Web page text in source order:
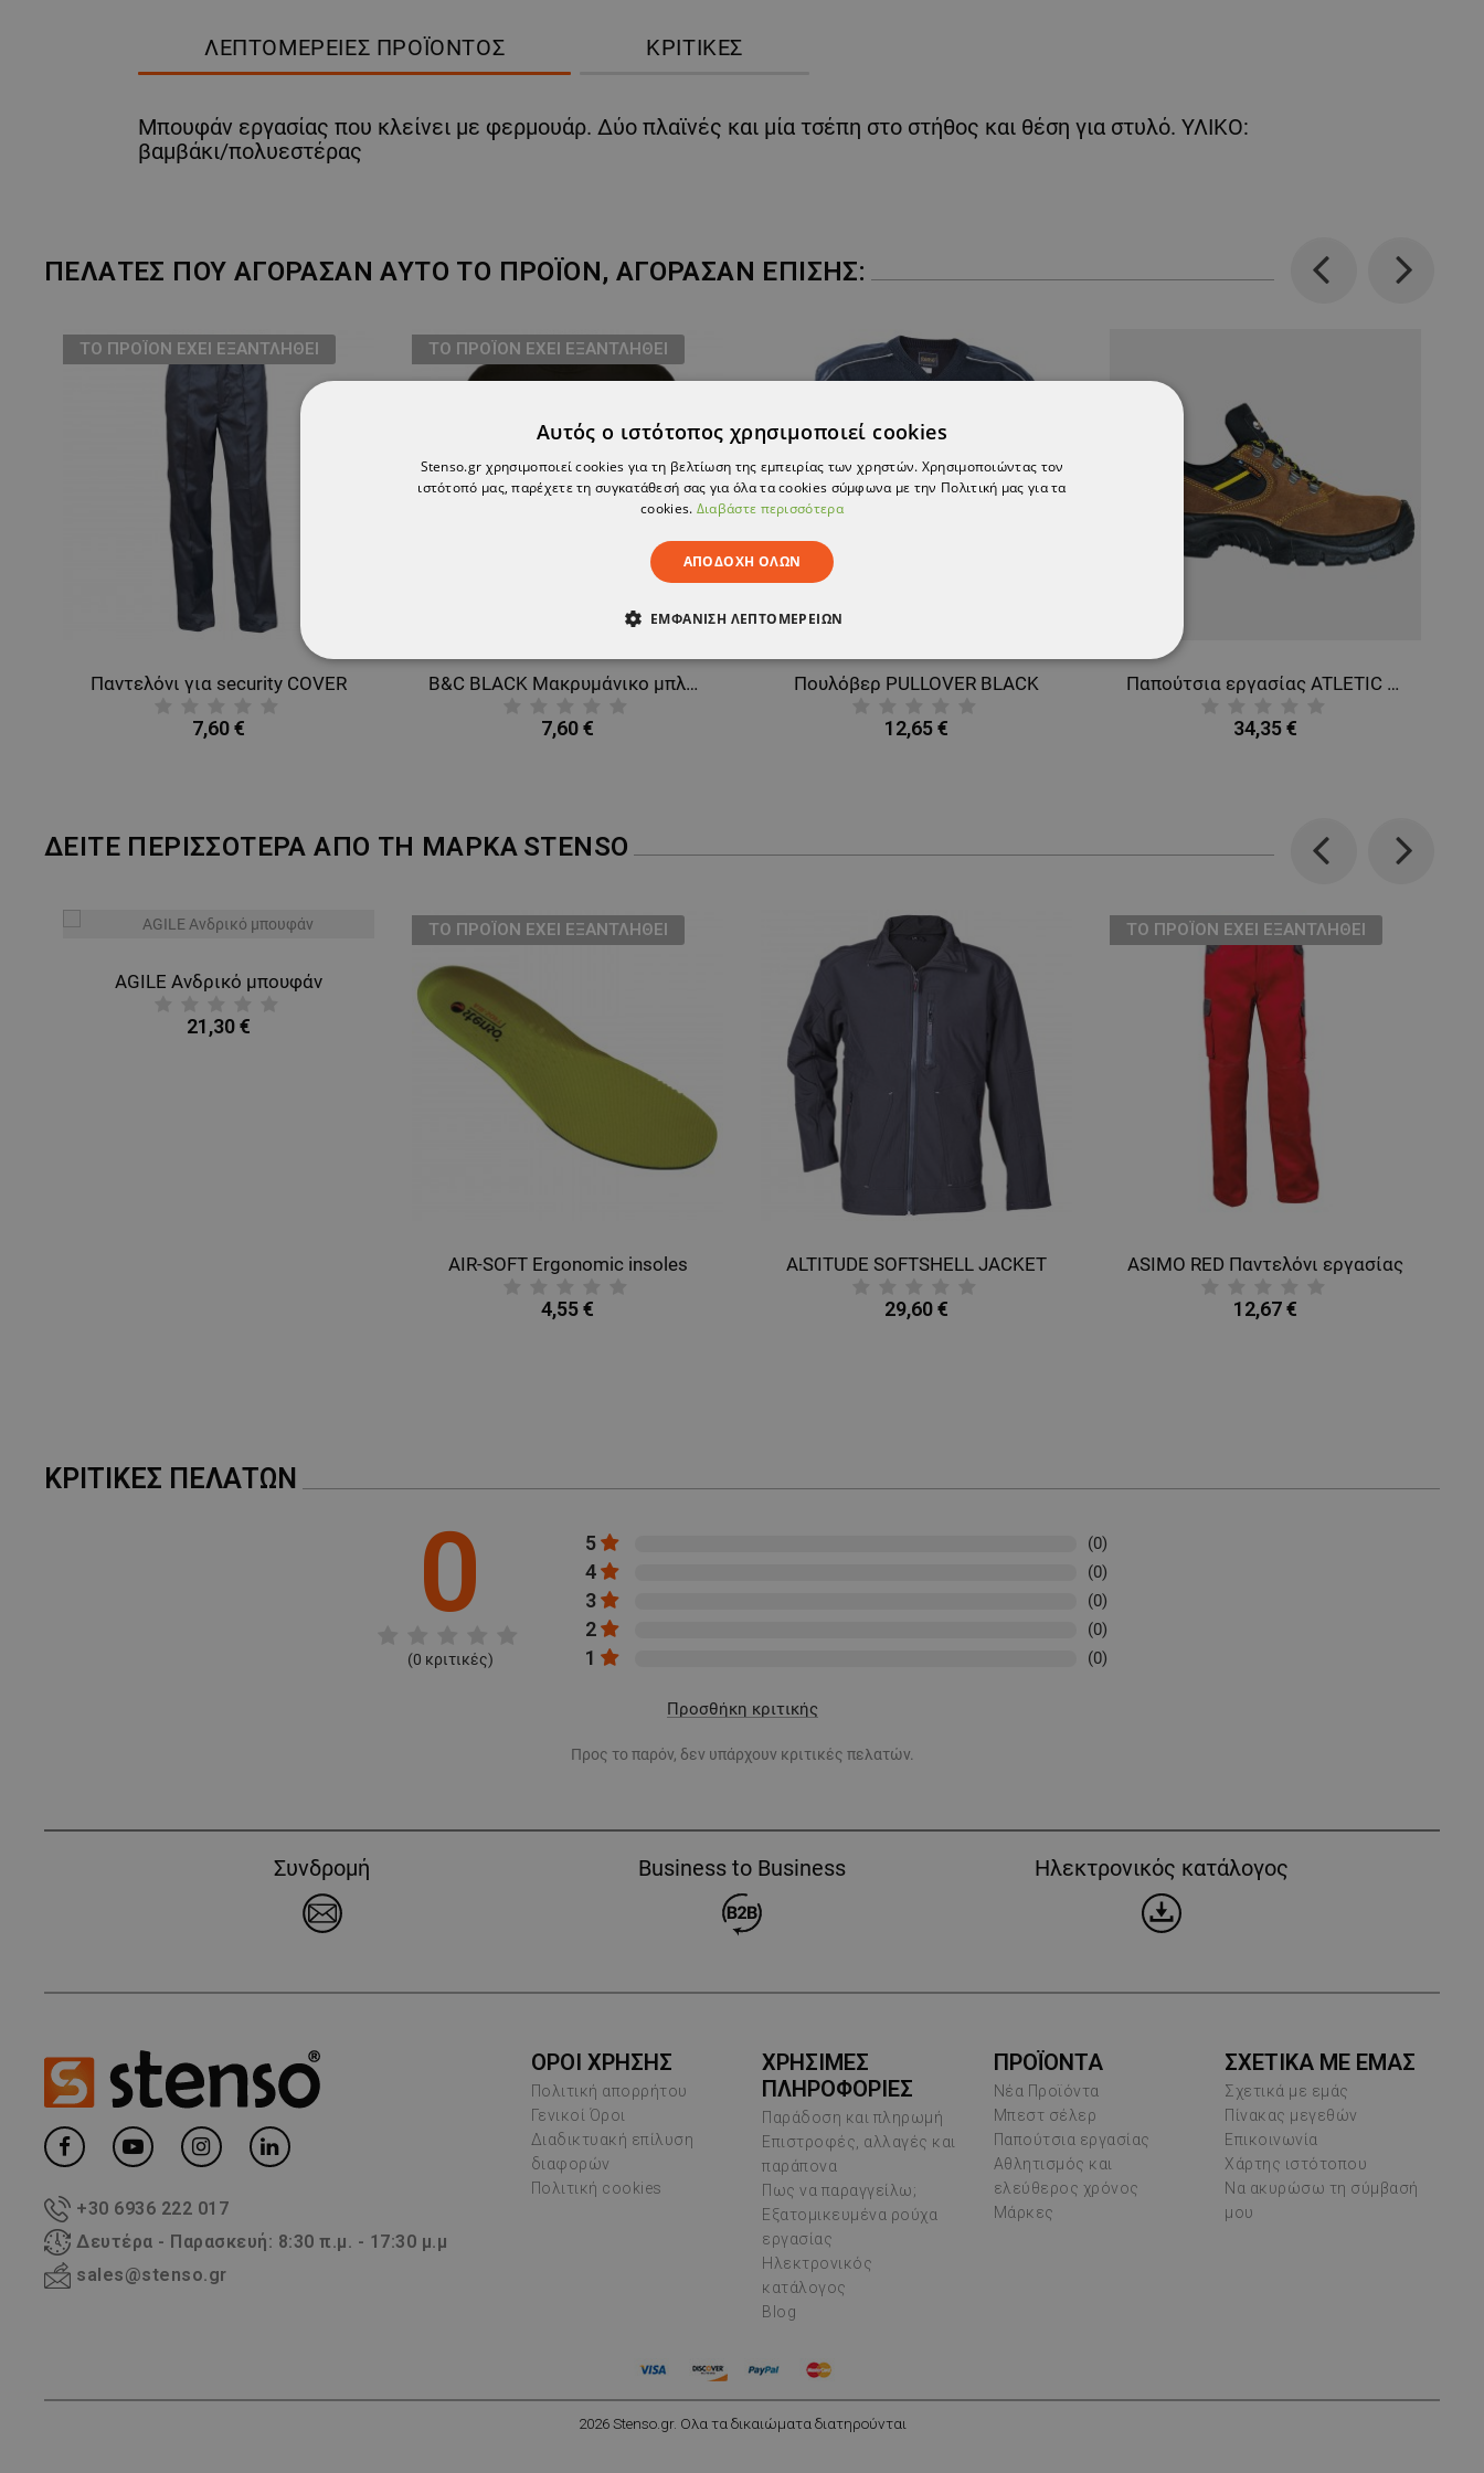
ΛΕΠΤΟΜΈΡΕΙΕΣ ΠΡΟΪΌΝΤΟΣ ΚΡΙΤΙΚΈΣ
Μπουφάν εργασίας που κλείνει με φερμουάρ. Δύο πλαϊνές και μία τσέπη στο στήθος και θέση για στυλό. ΥΛΙΚΟ:
βαμβάκι/πολυεστέρας
ΠΕΛΆΤΕΣ ΠΟΥ ΑΓΌΡΑΣΑΝ ΑΥΤΌ ΤΟ ΠΡΟΪΌΝ, ΑΓΌΡΑΣΑΝ ΕΠΊΣΗΣ:
Previous
ТΟ ΠΡΟΪΌΝ ΈΧΕΙ ΕΞΑΝΤΛΗΘΕΊ
Παντελόνι για security COVER
7,60 €
ТΟ ΠΡΟΪΌΝ ΈΧΕΙ ΕΞΑΝΤΛΗΘΕΊ
B&C BLACK Μακρυμάνικο μπλουζάκι
7,60 €
Πουλόβερ PULLOVER BLACK
12,65 €
Παπούτσια εργασίας ATLETIC LOW S1 SRC
34,35 €
Next
ΔΕΙΤΕ ΠΕΡΙΣΣΟΤΕΡΑ ΑΠΟ ΤΗ ΜΑΡΚΑ STENSO
Previous
AGILE Ανδρικό μπουφάν
21,30 €
ТΟ ΠΡΟΪΌΝ ΈΧΕΙ ΕΞΑΝΤΛΗΘΕΊ
AIR-SOFT Ergonomic insoles
4,55 €
ALTITUDE SOFTSHELL JACKET
29,60 €
ТΟ ΠΡΟΪΌΝ ΈΧΕΙ ΕΞΑΝΤΛΗΘΕΊ
ASIMO RED Παντελόνι εργασίας
12,67 €
Next
ΚΡΙΤΙΚΈΣ ΠΕΛΑΤΏΝ
0
(0 κριτικές)
5 (0)
4 (0)
3 (0)
2 (0)
1 (0)
Προσθήκη κριτικής
Προς το παρόν, δεν υπάρχουν κριτικές πελατών.
Συνδρομή Business to Business Ηλεκτρονικός κατάλογος
+30 6936 222 017
Δευτέρα - Παρασκευή: 8:30 π.μ. - 17:30 μ.μ
sales@stenso.gr
ΟΡΟΙ ΧΡΗΣΗΣ
Πολιτική απορρήτου
Γενικοί Όροι
Διαδικτυακή επίλυση
διαφορών
Πολιτική cookies
ΧΡΗΣΙΜΕΣ
ΠΛΗΡΟΦΟΡΙΕΣ
Παράδοση και πληρωμή
Επιστροφές, αλλαγές και
παράπονα
Πως να παραγγείλω;
Εξατομικευμένα ρούχα
εργασίας
Ηλεκτρονικός
κατάλογος
Blog
ΠΡΟΪΌΝΤΑ
Νέα Προϊόντα
Μπεστ σέλερ
Παπούτσια εργασίας
Αθλητισμός και
ελεύθερος χρόνος
Μάρκες
ΣΧΕΤΙΚΑ ΜΕ ΕΜΑΣ
Σχετικά με εμάς
Πίνακας μεγεθών
Επικοινωνία
Χάρτης ιστότοπου
Να ακυρώσω τη σύμβασή
μου
2026 Stenso.gr. Ολα τα δικαιώματα διατηρούνται
Αυτός ο ιστότοπος χρησιμοποιεί cookies
Stenso.gr χρησιμοποιεί cookies για τη βελτίωση της εμπειρίας των χρηστών. Χρησιμοποιώντας τον
ιστότοπό μας, παρέχετε τη συγκατάθεσή σας για όλα τα cookies σύμφωνα με την Πολιτική μας για τα
cookies. Διαβάστε περισσότερα
ΑΠΟΔΟΧΉ ΌΛΩΝ
ΕΜΦΆΝΙΣΗ ΛΕΠΤΟΜΕΡΕΙΏΝ
ΑΠΟΛΎΤΩΣ ΑΠΑΡΑΊΤΗΤΑ ΑΠΌΔΟΣΗΣ ΣΤΌΧΕΥΣΗΣ ΛΕΙΤΟΥΡΓΙΚΌΤΗΤΑΣ